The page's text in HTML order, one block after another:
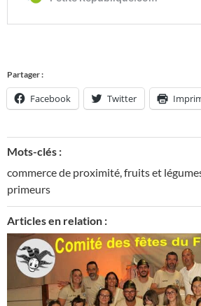
Partager :
Facebook Twitter
Mots-clés :
commerce de proximité,fruits et
primeurs
Articles en relation :